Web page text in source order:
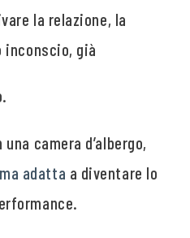
la relazione, la
inconscio, già
camera d’albergo,
adatta a diventare lo